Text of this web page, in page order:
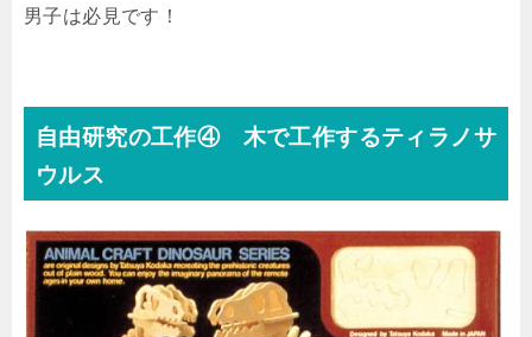
男子は必見です！
自由研究の工作④ 木で工作するティラノサ
ウルス